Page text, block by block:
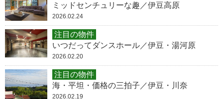
ミッドセンチュリーな趣／伊豆高原
2026.02.24
注目の物件
いつだってダンスホール／伊豆・湯河原
2026.02.20
注目の物件
海・平坦・価格の三拍子／伊豆・川奈
2026.02.19